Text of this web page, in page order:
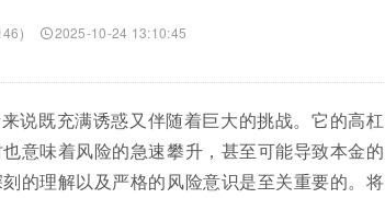
2025-10-24 13:10:45
说既充满诱惑又伴随着巨大的挑战。它的高杠
意味着风险的急速攀升，甚至可能导致本金的
的理解以及严格的风险意识是至关重要的。将